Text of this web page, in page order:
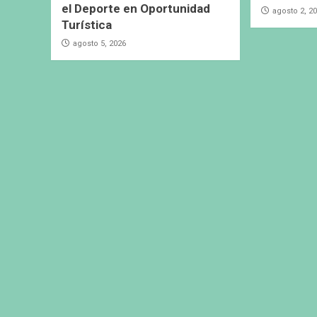
el Deporte en Oportunidad
Turística
agosto 5, 2026
agosto 2,